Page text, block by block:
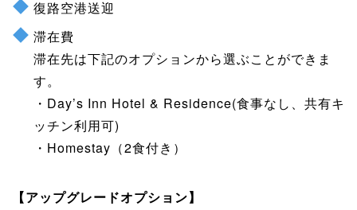
復路空港送迎
滞在費
滞在先は下記のオプションから選ぶことができま
す。
・Day’s Inn Hotel & Residence(食事なし、共有キ
ッチン利用可)
・Homestay（2食付き）
【アップグレードオプション】